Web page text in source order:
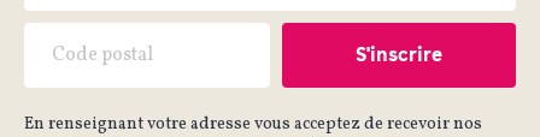
En renseignant votre adresse vous acceptez de recevoir nos